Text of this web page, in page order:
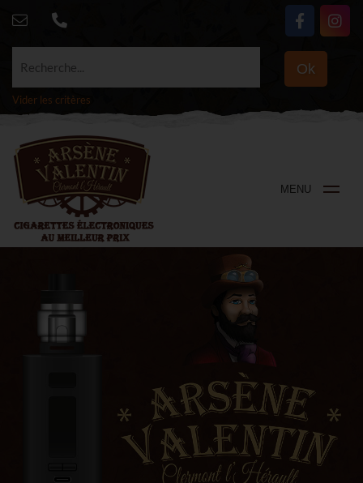
Recherche... Ok
Vider les critères
MENU